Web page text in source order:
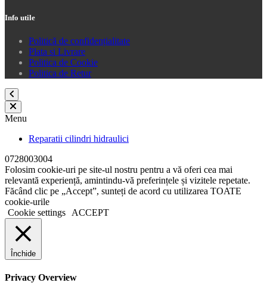
Info utile
Politică de confidențialitate
Plata si Livrare
Politica de Cookie
Politica de Retur
Menu
Reparatii cilindri hidraulici
0728003004
Folosim cookie-uri pe site-ul nostru pentru a vă oferi cea mai
relevantă experiență, amintindu-vă preferințele și vizitele repetate.
Făcând clic pe „Accept”, sunteți de acord cu utilizarea TOATE
cookie-urile
Cookie settings
ACCEPT
Închide
Privacy Overview